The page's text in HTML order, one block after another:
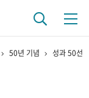
50년 기념 성과 50선